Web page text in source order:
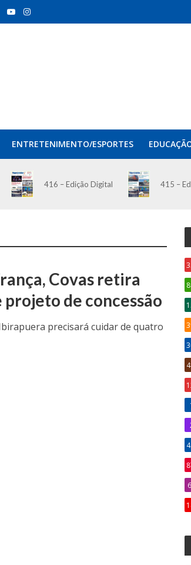
ENTRETENIMENTO/ESPORTES
416 – Edição Digital 415 –
Covas retira
de concessão
precisará cuidar de quatro